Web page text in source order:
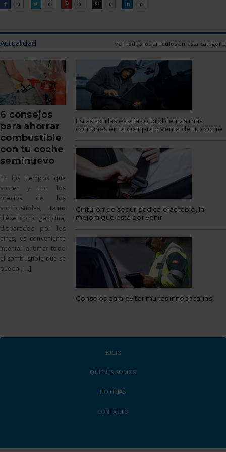

FACEBOOK
0 
TWITTER0 
PINTEREST
0 
GOOGLE0 
LINKEDIN
0
Actualidad ver todos los artículos en esta categoría
6 consejos
para ahorrar
combustible
con tu coche
seminuevo
En los tiempos que
corren y con los
precios de los
combustibles, tanto
diésel como gasolina,
disparados por los
aires, es conveniente
intentar ahorrar todo
el combustible que se
pueda, [...]
Estas son las estafas o problemas más
comunes en la compra o venta de tu coche
Cinturón de seguridad calefactable, la
mejora que está por venir
Consejos para evitar multas innecesarias
INICIO
QUIENES SOMOS
NOTICIAS
CONTACTO